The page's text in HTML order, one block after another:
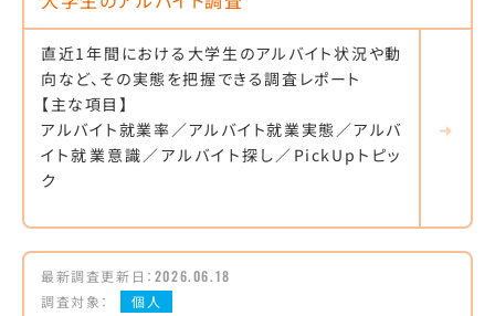
直近1年間における大学生のアルバイト状況や動
向など、その実態を把握できる調査レポート
【主な項目】
アルバイト就業率／アルバイト就業実態／アルバ
イト就業意識／アルバイト探し／PickUpトピッ
ク
最新調査更新日： 2026.06.18
調査対象：
個人